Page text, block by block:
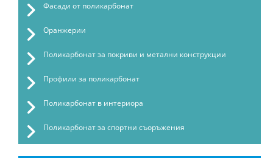
Фасади от поликарбонат
Оранжерии
Поликарбонат за покриви и метални конструкции
Профили за поликарбонат
Поликарбонат в интериора
Поликарбонат за спортни съоръжения